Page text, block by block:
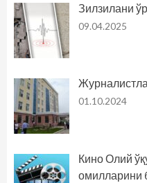
Зилзилани
09.04.2025
01.10.2024
Кино Олий
омилларини